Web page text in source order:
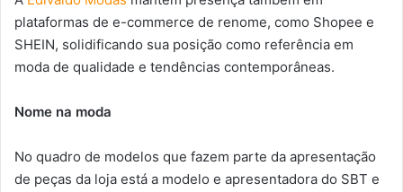
plataformas de e-commerce de renome, como Shopee e
SHEIN, solidificando sua posição como referência em
moda de qualidade e tendências contemporâneas.
Nome na moda
No quadro de modelos que fazem parte da apresentação
de peças da loja está a modelo e apresentadora do SBT e